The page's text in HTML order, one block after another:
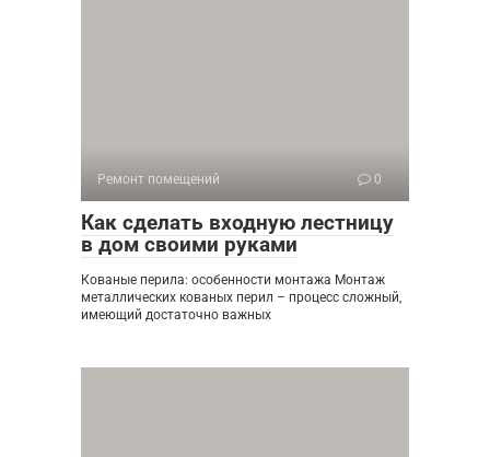
Ремонт помещений 0
Как сделать входную лестницу
в дом своими руками
Кованые перила: особенности монтажа Монтаж
металлических кованых перил – процесс сложный,
имеющий достаточно важных